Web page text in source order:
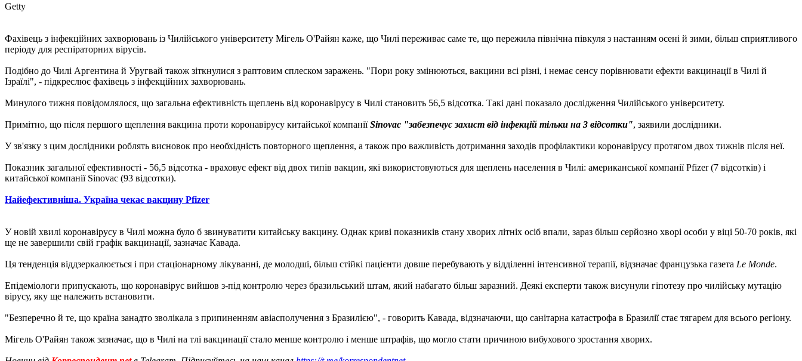
Getty
Фахівець з інфекційних захворювань із Чилійського університету Мігель О'Райян каже, що Чилі переживає саме те, що пережила північна півкуля з настанням осені й зими, більш сприятливого
періоду для респіраторних вірусів.
Подібно до Чилі Аргентина й Уругвай також зіткнулися з раптовим сплеском заражень. "Пори року змінюються, вакцини всі різні, і немає сенсу порівнювати ефекти вакцинації в Чилі й
Ізраїлі", - підкреслює фахівець з інфекційних захворювань.
Минулого тижня повідомлялося, що загальна ефективність щеплень від коронавірусу в Чилі становить 56,5 відсотка. Такі дані показало дослідження Чилійського університету.
Примітно, що після першого щеплення вакцина проти коронавірусу китайської компаніїSinovac "забезпечує захист від інфекцій тільки на 3 відсотки", заявили дослідники.
У зв'язку з цим дослідники роблять висновок про необхідність повторного щеплення, а також про важливість дотримання заходів профілактики коронавірусу протягом двох тижнів після неї.
Показник загальної ефективності - 56,5 відсотка - враховує ефект від двох типів вакцин, які використовуються для щеплень населення в Чилі: американської компанії Pfizer (7 відсотків) і
китайської компанії Sinovac (93 відсотки).
Найефективніша. Україна чекає вакцину Pfizer
У новій хвилі коронавірусу в Чилі можна було б звинуватити китайську вакцину. Однак криві показників стану хворих літніх осіб впали, зараз більш серйозно хворі особи у віці 50-70 років, які
ще не завершили свій графік вакцинації, зазначає Кавада.
Ця тенденція віддзеркалюється і при стаціонарному лікуванні, де молодші, більш стійкі пацієнти довше перебувають у відділенні інтенсивної терапії, відзначає французька газета Le Monde.
Епідеміологи припускають, що коронавірус вийшов з-під контролю через бразильський штам, який набагато більш заразний. Деякі експерти також висунули гіпотезу про чилійську мутацію
вірусу, яку ще належить встановити.
"Безперечно й те, що країна занадто зволікала з припиненням авіасполучення з Бразилією", - говорить Кавада, відзначаючи, що санітарна катастрофа в Бразилії стає тягарем для всього регіону.
Мігель О'Райян також зазначає, що в Чилі на тлі вакцинації стало менше контролю і менше штрафів, що могло стати причиною вибухового зростання хворих.